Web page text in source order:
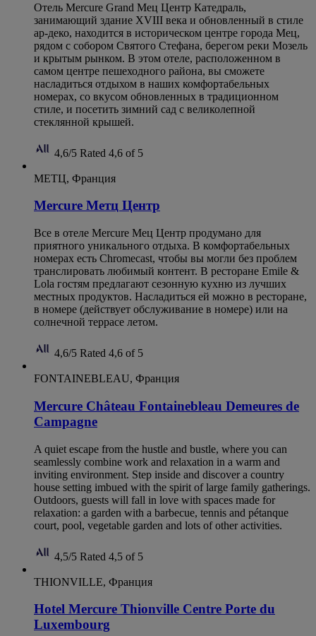
Отель Mercure Grand Мец Центр Катедраль,
занимающий здание XVIII века и обновленный в стиле
ар-деко, находится в историческом центре города Мец,
рядом с собором Святого Стефана, берегом реки Мозель
и крытым рынком. В этом отеле, расположенном в
самом центре пешеходного района, вы сможете
насладиться отдыхом в наших комфортабельных
номерах, со вкусом обновленных в традиционном
стиле, и посетить зимний сад с великолепной
стеклянной крышей.
4,6/5 Rated 4,6 of 5
МЕТЦ, Франция
Mercure Метц Центр
Все в отеле Mercure Мец Центр продумано для
приятного уникального отдыха. В комфортабельных
номерах есть Chromecast, чтобы вы могли без проблем
транслировать любимый контент. В ресторане Emile &
Lola гостям предлагают сезонную кухню из лучших
местных продуктов. Насладиться ей можно в ресторане,
в номере (действует обслуживание в номере) или на
солнечной террасе летом.
4,6/5 Rated 4,6 of 5
FONTAINEBLEAU, Франция
Mercure Château Fontainebleau Demeures de
Campagne
A quiet escape from the hustle and bustle, where you can
seamlessly combine work and relaxation in a warm and
inviting environment. Step inside and discover a country
house setting imbued with the spirit of large family gatherings.
Outdoors, guests will fall in love with spaces made for
relaxation: a garden with a barbecue, tennis and pétanque
court, pool, vegetable garden and lots of other activities.
4,5/5 Rated 4,5 of 5
THIONVILLE, Франция
Hotel Mercure Thionville Centre Porte du
Luxembourg